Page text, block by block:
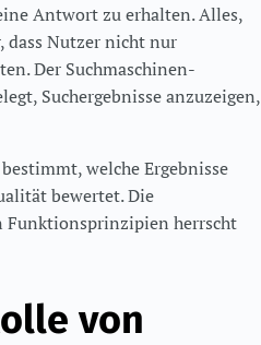
Antwort zu erhalten. Alles,
dass Nutzer nicht nur
Der Suchmaschinen-
Suchergebnisse anzuzeigen,
welche Ergebnisse
bewertet. Die
Funktionsprinzipien herrscht
von